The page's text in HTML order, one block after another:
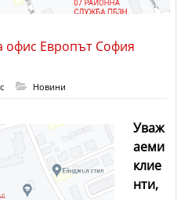
офис Европът София
Новини
Уваж
аеми
клие
нти,